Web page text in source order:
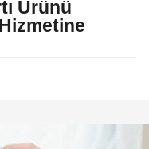
Ürünü